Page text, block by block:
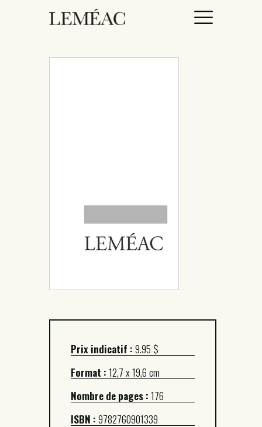
À PROPOS
Prix indicatif :9.95 $
Format :12,7 x 19,6 cm
Nombre de pages :176
ISBN :9782760901339